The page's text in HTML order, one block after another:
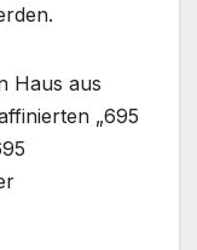
Haus aus
„695